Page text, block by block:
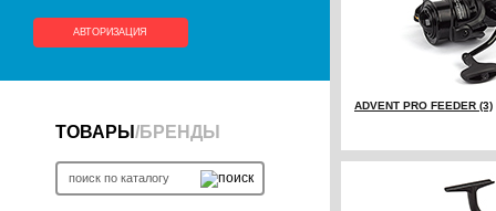
АВТОРИЗАЦИЯ
ТОВАРЫ /БРЕНДЫ
ADVENT PRO FEEDER (3)